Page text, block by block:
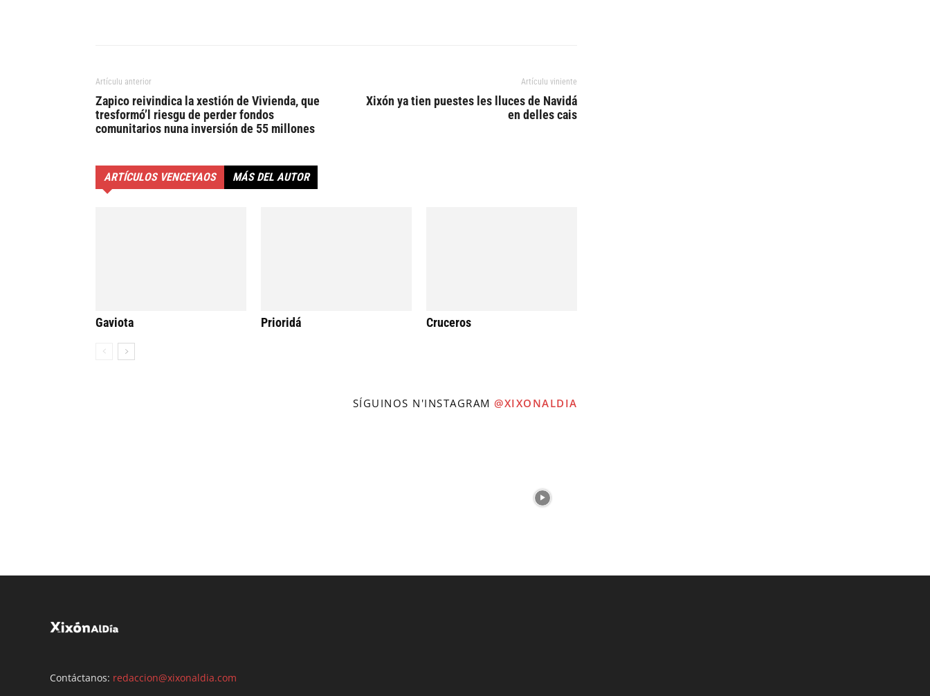
Artículu anterior
Zapico reivindica la xestión de Vivienda, que
tresformó’l riesgu de perder fondos
comunitarios nuna inversión de 55 millones
Artículu viniente
Xixón ya tien puestes les lluces de Navidá
en delles cais
ARTÍCULOS VENCEYAOS MÁS DEL AUTOR
Gaviota Prioridá Cruceros
SÍGUINOS N'INSTAGRAM @XIXONALDIA
Contáctanos: redaccion@xixonaldia.com